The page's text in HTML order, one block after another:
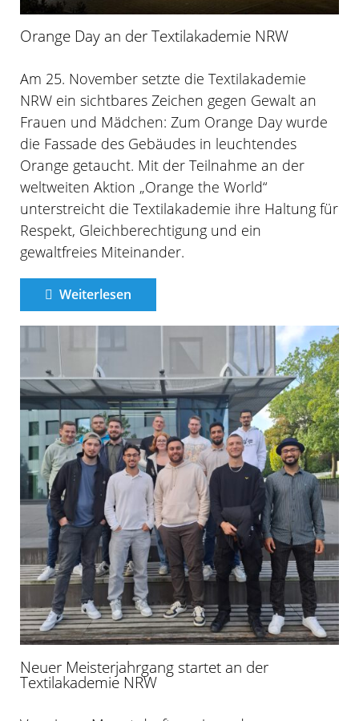
Orange Day an der Textilakademie NRW
Am 25. November setzte die Textilakademie
NRW ein sichtbares Zeichen gegen Gewalt an
Frauen und Mädchen: Zum Orange Day wurde
die Fassade des Gebäudes in leuchtendes
Orange getaucht. Mit der Teilnahme an der
weltweiten Aktion „Orange the World“
unterstreicht die Textilakademie ihre Haltung für
Respekt, Gleichberechtigung und ein
gewaltfreies Miteinander.
Weiterlesen
Neuer Meisterjahrgang startet an der
Textilakademie NRW